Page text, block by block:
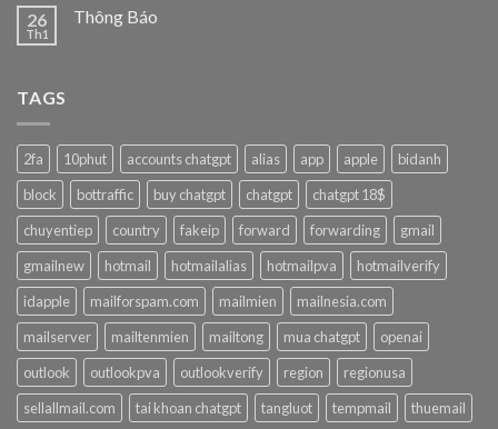
26
Th1
Thông Báo
TAGS
2fa 10phut accounts chatgpt alias app apple
bidanh
block
bottraffic buy chatgpt chatgpt
chatgpt 18$
chuyentiep
country fakeip forward forwarding
gmail
gmailnew
hotmail hotmailalias hotmailpva
hotmailverify
idapple
mailforspam.com mailmien
mailnesia.com
mailserver
mailtenmien mailtong mua chatgpt
openai
outlook
outlookpva outlookverify region
regionusa
sellallmail.com
tai khoan chatgpt tangluot tempmail
thuemail